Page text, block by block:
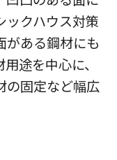
ックハウス対策
がある鋼材にも
途を中心に、
の固定など幅広